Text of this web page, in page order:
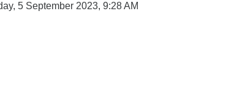
5 September 2023, 9:28 AM